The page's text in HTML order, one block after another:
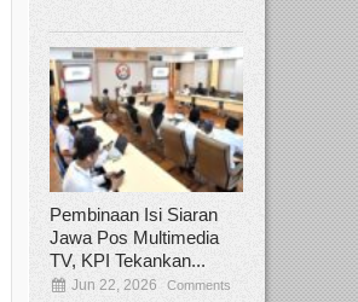
Pembinaan Isi Siaran
Jawa Pos Multimedia
TV, KPI Tekankan...
Jun 22, 2026
Comments